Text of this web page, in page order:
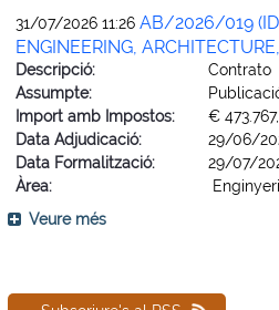
31/07/2026 11:26 AB/2026/019
ENGINEERING,
Descripció:
Contrato
Assumpte:
Import amb Impostos:
€
Data Adjudicació:
29/06/
Data Formalització:
29/07/
Àrea:
Veure més